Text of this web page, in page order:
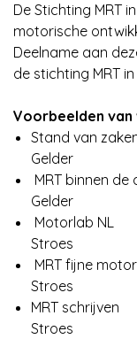
De Stichting MRT
motorische
Deelname aan
de stichting MRT
Voorbeelden van
Stand van
Gelder
MRT binnen
Gelder
Stroes
MRT fijne
Stroes
MRT
Stroes